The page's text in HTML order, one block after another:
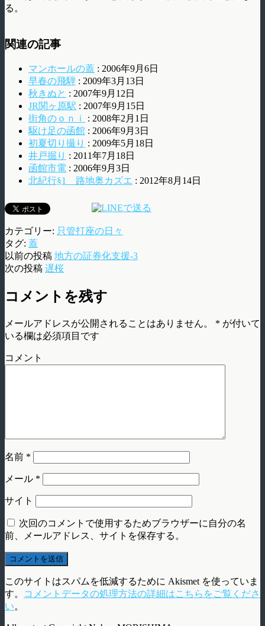
る。
関連の記事
マンホールの蓋 : 2006年9月6日
早春の飛騨 : 2009年3月13日
秋きぬと : 2007年9月12日
JR関ヶ原駅 : 2007年9月15日
街角のｏｎｉ
: 2008年2月1日
駆け足の函館 : 2006年9月3日
初夏切り撮り : 2009年5月18日
井戸掘り : 2011年7月18日
函館市電 : 2006年9月3日
北紀行§1 路地奥カズエ : 2012年8月14日
カテゴリー: 只管打座の日々
タグ: 蓋
以前の投稿 地方の証券化支援-3
次の投稿 遅桜
コメントを残す
メールアドレスが公開されることはありません。 * が付いて
いる欄は必須項目です
コメント
名前 *
メール *
サイト
次回のコメントで使用するためブラウザーに自分の名
前、メールアドレス、サイトを保存する。
このサイトはスパムを低減するために Akismet を使っていま
す。
コメントデータの処理方法の詳細はこちらをご覧くださ
い。